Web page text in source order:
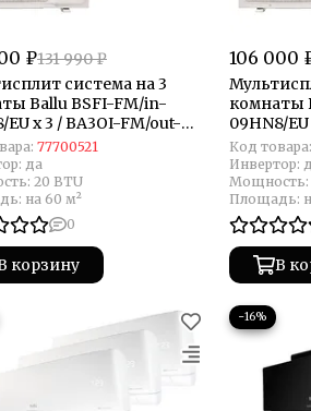
₽131 990 ₽
система на 3
Ballu BSFI-FM/in-
EU x 3 / BA3OI-FM/out-
EU
77700521
да
20 BTU
на 60 м²
0
корзину
106 000
комнаты
09HN8/
27HN8/EU
Код товара:
Инвертор:
Мощность:
Площадь:
В
−16%